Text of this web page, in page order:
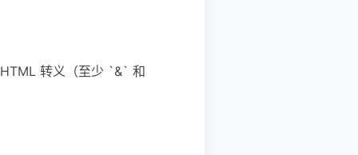
转义（至少 `&` 和